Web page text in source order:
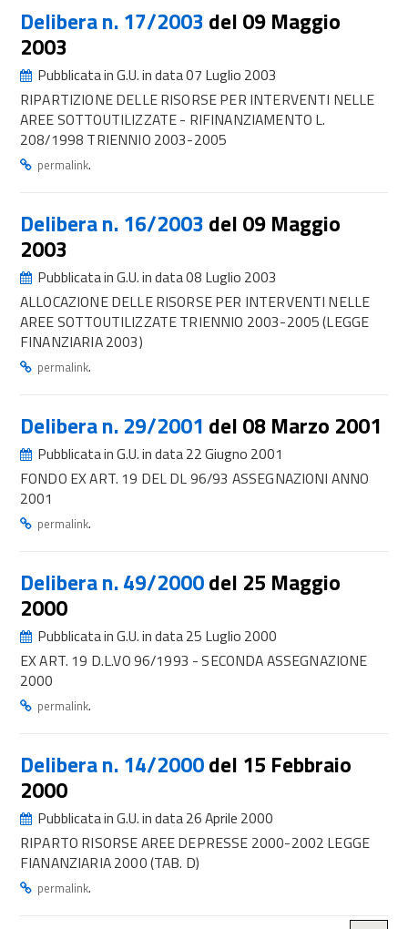
Delibera n. 17/2003 del 09 Maggio
2003
Pubblicata in G.U. in data 07 Luglio 2003
RIPARTIZIONE DELLE RISORSE PER INTERVENTI NELLE
AREE SOTTOUTILIZZATE - RIFINANZIAMENTO L.
208/1998 TRIENNIO 2003-2005
permalink.
Delibera n. 16/2003 del 09 Maggio
2003
Pubblicata in G.U. in data 08 Luglio 2003
ALLOCAZIONE DELLE RISORSE PER INTERVENTI NELLE
AREE SOTTOUTILIZZATE TRIENNIO 2003-2005 (LEGGE
FINANZIARIA 2003)
permalink.
Delibera n. 29/2001 del 08 Marzo 2001
Pubblicata in G.U. in data 22 Giugno 2001
FONDO EX ART. 19 DEL DL 96/93 ASSEGNAZIONI ANNO
2001
permalink.
Delibera n. 49/2000del 25 Maggio
2000
Pubblicata in G.U. in data 25 Luglio 2000
EX ART. 19 D.L.VO 96/1993 - SECONDA ASSEGNAZIONE
2000
permalink.
Delibera n. 14/2000del 15 Febbraio
2000
Pubblicata in G.U. in data 26 Aprile 2000
RIPARTO RISORSE AREE DEPRESSE 2000-2002 LEGGE
FIANANZIARIA 2000 (TAB. D)
permalink.